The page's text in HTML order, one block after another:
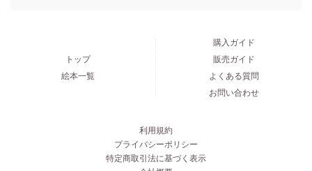
トップ
絵本一覧
購入ガイド
販売ガイド
よくある質問
お問い合わせ
利用規約
プライバシーポリシー
特定商取引法に基づく表示